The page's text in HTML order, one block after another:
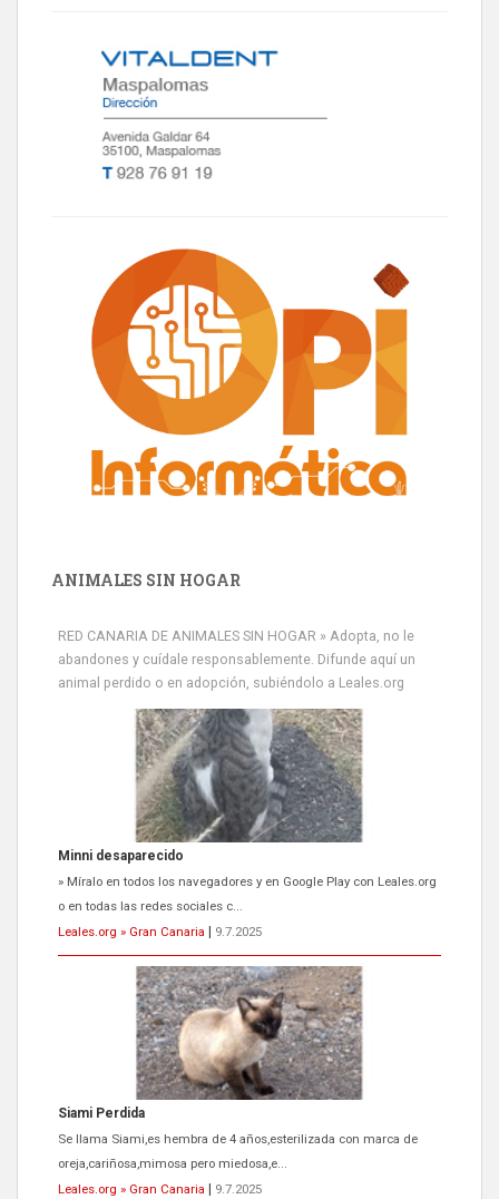
ANIMALES SIN HOGAR
RED CANARIA DE ANIMALES SIN HOGAR » Adopta, no le
abandones y cuídale responsablemente. Difunde aquí un
animal perdido o en adopción, subiéndolo a Leales.org
Minni desaparecido
» Míralo en todos los navegadores y en Google Play con Leales.org
o en todas las redes sociales c...
Leales.org » Gran Canaria
9.7.2025
Siami Perdida
Se llama Siami,es hembra de 4 años,esterilizada con marca de
oreja,cariñosa,mimosa pero miedosa,e...
Leales.org » Gran Canaria
9.7.2025